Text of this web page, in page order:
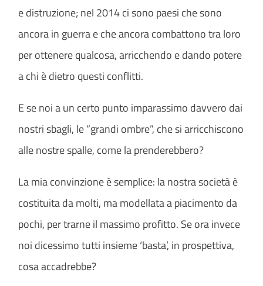
e distruzione; nel 2014 ci sono paesi che sono
ancora in guerra e che ancora combattono tra loro
per ottenere qualcosa, arricchendo e dando potere
a chi è dietro questi conflitti.
E se noi a un certo punto imparassimo davvero dai
nostri sbagli, le “grandi ombre”, che si arricchiscono
alle nostre spalle, come la prenderebbero?
La mia convinzione è semplice: la nostra società è
costituita da molti, ma modellata a piacimento da
pochi, per trarne il massimo profitto. Se ora invece
noi dicessimo tutti insieme ‘basta’, in prospettiva,
cosa accadrebbe?